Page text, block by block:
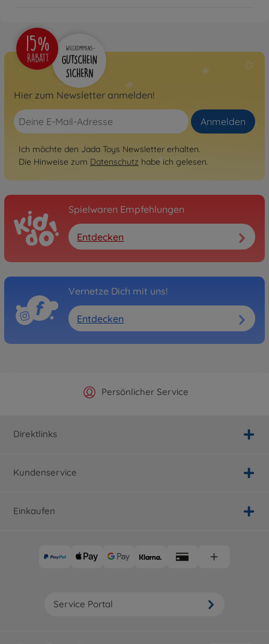
Hier zum Newsletter anmelden!
Anmelden
Ich möchte den Jada Toys Newsletter erhalten.
Die Hinweise zum Datenschutz habe ich gelesen.
Spielwaren Empfehlungen
Entdecken
Vernetze Dich mit uns!
Entdecken
Offizieller Hersteller Shop
Persönlicher Service
Versandkostenfrei ab 25€
Schnelle Lieferung
Direktlinks
Kundenservice
Einkaufen
Service Portal